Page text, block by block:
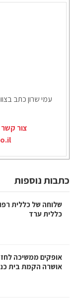
עמי שרון כתב
צור
כתבות נוספות
שלוחה של כללית
כללית ערד
אופקים ממשיכה
אושרה הקמת בית